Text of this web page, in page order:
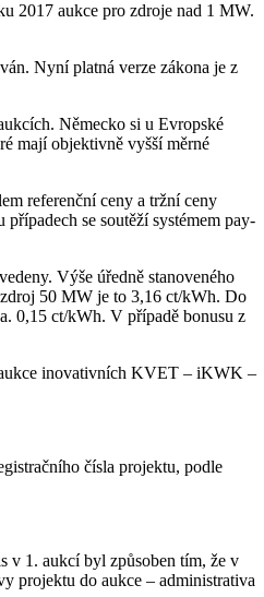
2017 aukce pro zdroje nad 1 MW.
Nyní platná verze zákona je z
Německo si u Evropské
mají objektivně vyšší měrné
referenční ceny a tržní ceny
se soutěží systémem pay-
Výše úředně stanoveného
50 MW je to 3,16 ct/kWh. Do
0,15 ct/kWh. V případě bonusu z
aukce inovativních KVET – iKWK –
čísla projektu, podle
v 1. aukcí byl způsoben tím, že v
projektu do aukce – administrativa